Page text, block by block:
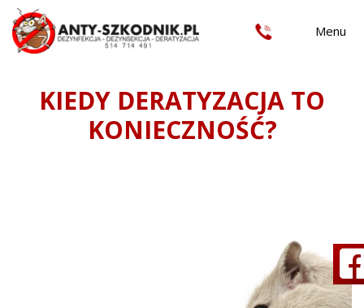
Menu
KIEDY DERATYZACJA TO
KONIECZNOŚĆ?